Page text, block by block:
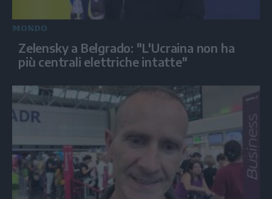
MONDO
Zelensky a Belgrado: "L'Ucraina non ha
più centrali elettriche intatte"